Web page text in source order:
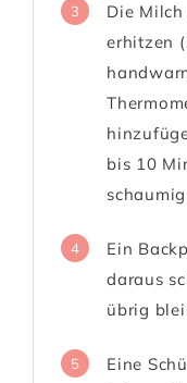
3
Die
erhitzen
bis 10
4
Ein
daraus
übrig
5
Eine